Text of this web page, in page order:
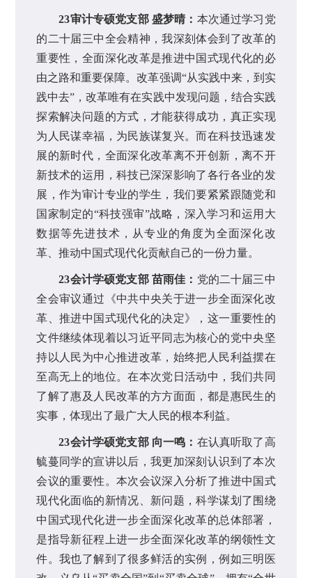
23审计专硕党支部 盛梦晴： 本次通过学习党
的二十届三中全会精神，我深刻体会到了改革的
重要性，全面深化改革是推进中国式现代化的必
由之路和重要保障。改革强调“从实践中来，到实
践中去”，改革唯有在实践中发现问题，结合实践
探索解决问题的方式，才能获得成功，真正实现
为人民谋幸福，为民族谋复兴。而在科技迅速发
展的新时代，全面深化改革离不开创新，离不开
新技术的运用，科技已深深影响了各行各业的发
展，作为审计专业的学生，我们要紧紧跟随党和
国家制定的“科技强审”战略，深入学习和运用大
数据等先进技术，从专业的角度为全面深化改
革、推动中国式现代化贡献自己的一份力量。
23会计学硕党支部 苗雨佳： 党的二十届三中
全会审议通过《中共中央关于进一步全面深化改
革、推进中国式现代化的决定》，这一重要性的
文件继续体现着以习近平同志为核心的党中央坚
持以人民为中心推进改革，始终把人民利益摆在
至高无上的地位。在本次党日活动中，我们共同
了解了惠及人民改革的方方面面，都是惠民生的
实事，体现出了最广大人民的根本利益。
23会计学硕党支部 向一鸣： 在认真听取了高
毓蔓同学的宣讲以后，我更加深刻认识到了本次
会议的重要性。本次会议深入分析了推进中国式
现代化面临的新情况、新问题，科学谋划了围绕
中国式现代化进一步全面深化改革的总体部署，
是指导新征程上进一步全面深化改革的纲领性文
件。我也了解到了很多鲜活的实例，例如三明医